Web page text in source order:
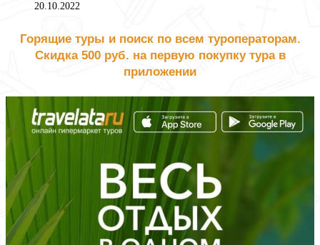
20.10.2022
Горящие туры и поиск по всем туроператорам.
Скидка 500 руб. на первую покупку тура в
приложении